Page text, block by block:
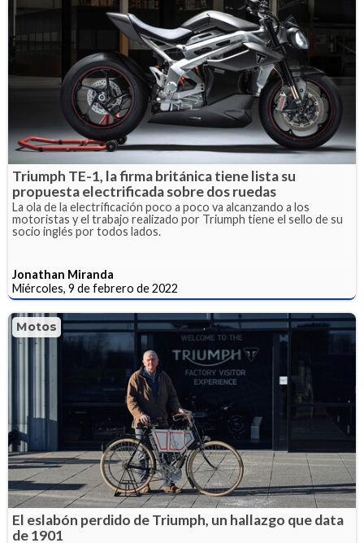
Triumph TE-1, la firma británica tiene lista su
propuesta electrificada sobre dos ruedas
La ola de la electrificación poco a poco va alcanzando a los
motoristas y el trabajo realizado por Triumph tiene el sello de su
socio inglés por todos lados.
Jonathan Miranda
Miércoles, 9 de febrero de 2022
Motos
El eslabón perdido de Triumph, un hallazgo que data
de 1901